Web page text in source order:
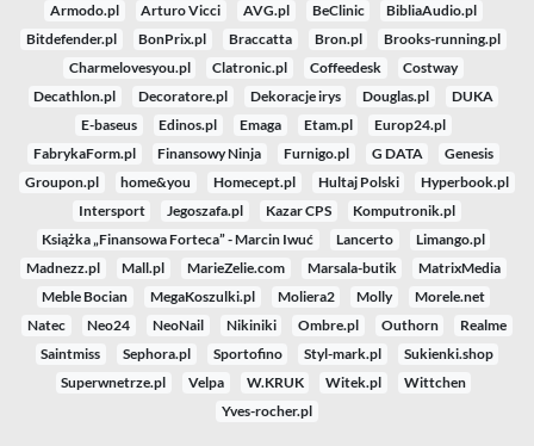
Armodo.pl
Arturo Vicci AVG.pl BeClinic
BibliaAudio.pl
Bitdefender.pl
BonPrix.pl Braccatta Bron.pl
Brooks-running.pl
Charmelovesyou.pl
Clatronic.pl Coffeedesk
Costway
Decathlon.pl
Decoratore.pl Dekoracje irys Douglas.pl
DUKA
E-baseus
Edinos.pl Emaga Etam.pl
Europ24.pl
FabrykaForm.pl
Finansowy Ninja Furnigo.pl G DATA
Genesis
Groupon.pl
home&you Homecept.pl Hultaj Polski
Hyperbook.pl
Intersport
Jegoszafa.pl Kazar CPS
Komputronik.pl
Książka „Finansowa Forteca” - Marcin Iwuć
Lancerto
Limango.pl
Madnezz.pl
Mall.pl MarieZelie.com Marsala-butik
MatrixMedia
Meble Bocian
MegaKoszulki.pl Moliera2 Molly
Morele.net
Natec
Neo24 NeoNail Nikiniki Ombre.pl Outhorn
Realme
Saintmiss
Sephora.pl Sportofino Styl-mark.pl
Sukienki.shop
Superwnetrze.pl
Velpa W.KRUK Witek.pl
Wittchen
Yves-rocher.pl